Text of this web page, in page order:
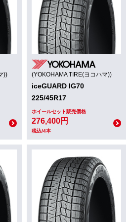
)) (YOKOHAMA TIRE(ヨコハマ))
iceGUARD IG70
225/45R17
ホイールセット販売価格
276,400円
税込/4本